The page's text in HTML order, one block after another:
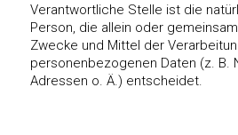
Verantwortliche Stelle ist die
Person, die allein oder
Zwecke und Mittel der
personenbezogenen Daten (z. B.
Adressen o. Ä.) entscheidet.